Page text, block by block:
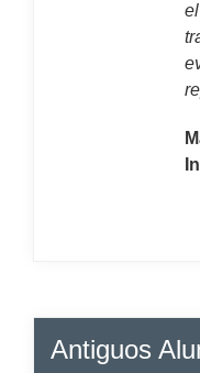
Antiguos